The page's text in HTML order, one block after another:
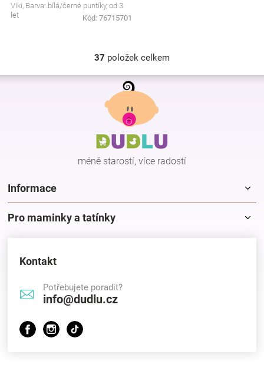
Viki, Barva: bílá/černé puntíky, od 3
let
Kód: 76715701
O
v
l
d
a
c
í
p
r
37 položek celkem
Z
méně starostí, více radostí
Informace
Pro maminky a tatínky
Kontakt
Potřebujete poradit?
info@dudlu.cz